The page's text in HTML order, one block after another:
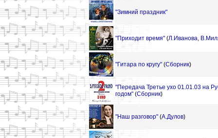
"Зимний праздник"
"Приходит время" (Л.Иванова,
"Гитара по кругу" (Сборник)
"Передача Третье ухо 01.01.03 на
годом" (Сборник)
"Наш разговор" (А.Дулов)